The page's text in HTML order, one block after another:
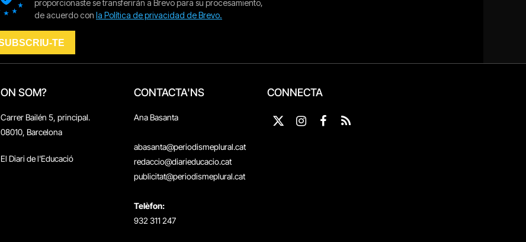
ON SOM?
Carrer Bailén 5, principal.
08010, Barcelona
El Diari de l'Educació
CONTACTA'NS
Ana Basanta
abasanta@periodismeplural.cat
redaccio@diarieducacio.cat
publicitat@periodismeplural.cat
Telèfon:
932 311 247
CONNECTA
X
Instagram
Facebook
RSS